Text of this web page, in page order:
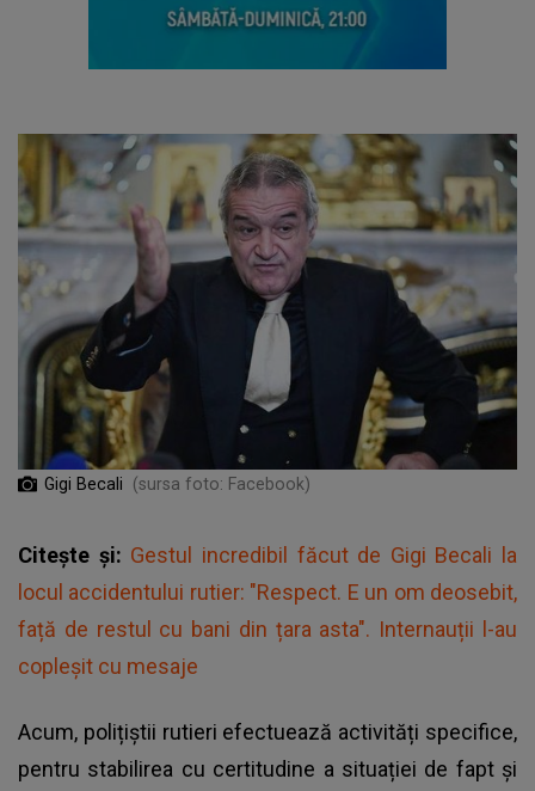
Gigi Becali (sursa foto: Facebook)
Citește și: Gestul incredibil făcut de Gigi Becali la
locul accidentului rutier: "Respect. E un om deosebit,
față de restul cu bani din țara asta". Internauții l-au
copleșit cu mesaje
Acum, polițiștii rutieri efectuează activități specifice,
pentru stabilirea cu certitudine a situației de fapt și